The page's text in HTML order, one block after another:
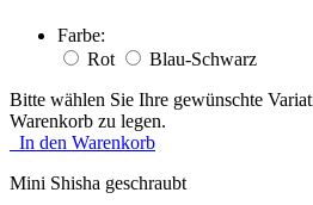
Farbe:
Rot
Blau-Schwarz
Bitte wählen Sie Ihre gewünschte
Warenkorb zu legen.
In den Warenkorb
Mini Shisha geschraubt